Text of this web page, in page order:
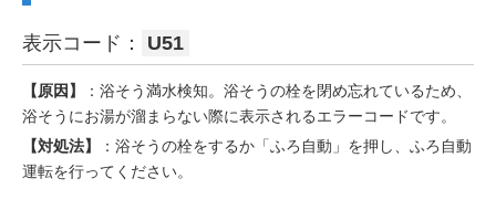
表示コード： U51
【原因】
：浴そう満水検知。浴そうの栓を閉め忘れているため、
浴そうにお湯が溜まらない際に表示されるエラーコードです。
【対処法】
：浴そうの栓をするか「ふろ自動」を押し、ふろ自動
運転を行ってください。